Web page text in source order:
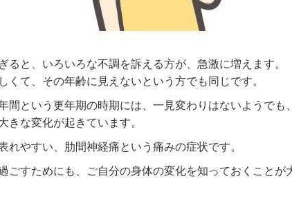
ると、いろいろな不調を訴える方が、急激に増えます。
くて、その年齢に見えないという方でも同じです。
間という更年期の時期には、一見変わりはないようでも
きな変化が起きています。
れやすい、肋間神経痛という痛みの症状です。
ごすためにも、ご自分の身体の変化を知っておくことが